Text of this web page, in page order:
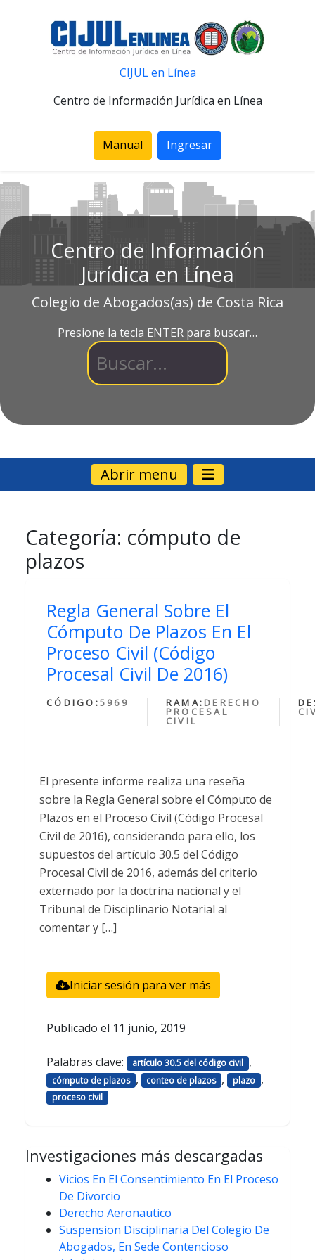
CIJUL en Línea
Centro de Información Jurídica en Línea
Manual Ingresar
Centro de Información
Jurídica en Línea
Colegio de Abogados(as) de Costa Rica
Presione la tecla ENTER para buscar…
Abrir menu
Categoría: cómputo de
plazos
Regla General Sobre El
Cómputo De Plazos En El
Proceso Civil (Código
Procesal Civil De 2016)
CÓDIGO:5969 RAMA: DERECHO
PROCESAL
CIVIL
El presente informe realiza una reseña
sobre la Regla General sobre el Cómputo de
Plazos en el Proceso Civil (Código Procesal
Civil de 2016), considerando para ello, los
supuestos del artículo 30.5 del Código
Procesal Civil de 2016, además del criterio
externado por la doctrina nacional y el
Tribunal de Disciplinario Notarial al
comentar y […]
Iniciar sesión para ver más
Publicado el 11 junio, 2019
Palabras clave: artículo 30.5 del código civil ,
cómputo de plazos , conteo de plazos , plazo ,
proceso civil
Investigaciones más descargadas
Vicios En El Consentimiento En El Proceso
De Divorcio
Derecho Aeronautico
Suspension Disciplinaria Del Colegio De
Abogados, En Sede Contencioso